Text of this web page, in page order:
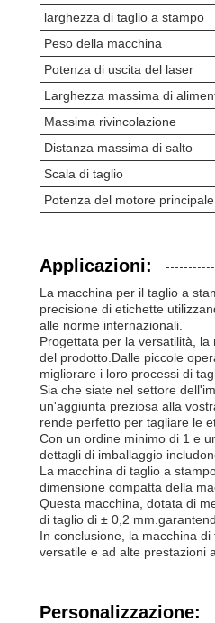
larghezza di taglio a stampo
Peso della macchina
Potenza di uscita del laser
Larghezza massima di
Massima rivincolazione
Distanza massima di salto
Scala di taglio
Potenza del motore principale
Applicazioni:
La macchina per il taglio a
precisione di etichette
alle norme internazionali.
Progettata per la versatilità,
del prodotto.Dalle piccole
migliorare i loro processi di
Sia che siate nel settore
un'aggiunta preziosa alla
rende perfetto per tagliare le
Con un ordine minimo di 1 e
dettagli di imballaggio
La macchina di taglio a
dimensione compatta della
Questa macchina, dotata di
di taglio di ± 0,2
In conclusione, la macchina
versatile e ad alte prestazioni
Personalizzazione: